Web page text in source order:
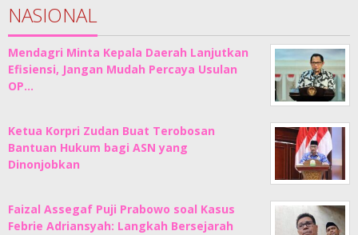
NASIONAL
Mendagri Minta Kepala Daerah Lanjutkan
Efisiensi, Jangan Mudah Percaya Usulan
OP…
Ketua Korpri Zudan Buat Terobosan
Bantuan Hukum bagi ASN yang
Dinonjobkan
Faizal Assegaf Puji Prabowo soal Kasus
Febrie Adriansyah: Langkah Bersejarah